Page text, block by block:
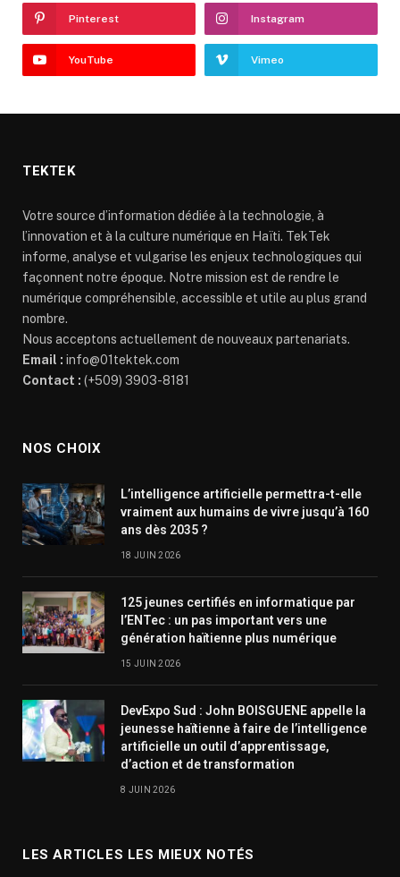
Pinterest Instagram
YouTube Vimeo
TEKTEK
Votre source d’information dédiée à la technologie, à
l’innovation et à la culture numérique en Haïti. TekTek
informe, analyse et vulgarise les enjeux technologiques qui
façonnent notre époque. Notre mission est de rendre le
numérique compréhensible, accessible et utile au plus grand
nombre.
Nous acceptons actuellement de nouveaux partenariats.
Email : info@01tektek.com
Contact : (+509) 3903-8181
NOS CHOIX
L’intelligence artificielle permettra-t-elle
vraiment aux humains de vivre jusqu’à 160
ans dès 2035 ?
18 JUIN 2026
125 jeunes certifiés en informatique par
l’ENTec : un pas important vers une
génération haïtienne plus numérique
15 JUIN 2026
DevExpo Sud : John BOISGUENE appelle la
jeunesse haïtienne à faire de l’intelligence
artificielle un outil d’apprentissage,
d’action et de transformation
8 JUIN 2026
LES ARTICLES LES MIEUX NOTÉS